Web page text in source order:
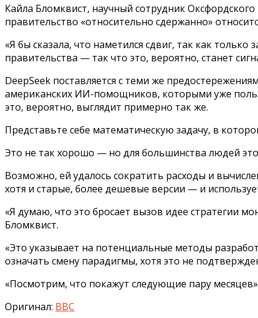
Кайла Бломквист, научный сотрудник
правительство «относительно сдержанно»
«Я бы сказала, что наметился сдвиг, так как
правительства — так что это, вероятно, станет
DeepSeek поставляется с теми же
американских ИИ-помощников, которыми уже
это, вероятно, выглядит примерно так же.
Представьте себе математическую задачу, в
Это не так хорошо — но для большинства людей
Возможно, ей удалось сократить расходы и
хотя и старые, более дешевые версии — и
«Я думаю, что это бросает вызов идее стратегии
Бломквист.
«Это указывает на потенциальные методы
означать смену парадигмы, хотя это не
«Посмотрим, что покажут следующие пару
Оригинал: BBC